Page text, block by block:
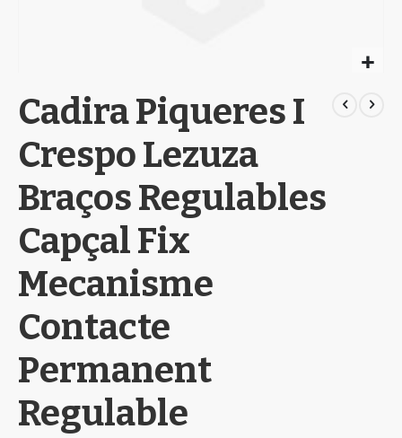
to
the
of
images
gallery
Cadira Piqueres I
Crespo Lezuza
Braços Regulables
Capçal Fix
Mecanisme
Contacte
Permanent
Regulable